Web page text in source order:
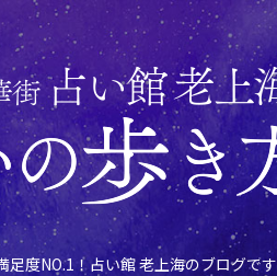
足度NO.1！占い館 老上海のブログです